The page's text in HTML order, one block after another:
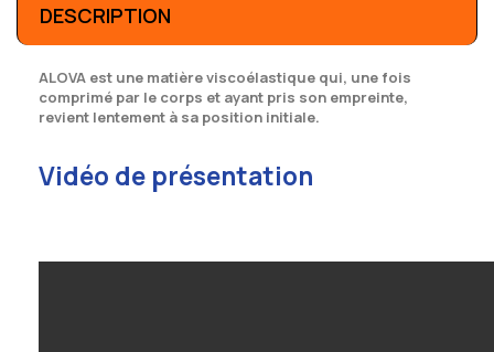
DESCRIPTION
ALOVA est une matière viscoélastique qui, une fois
comprimé par le corps et ayant pris son empreinte,
revient lentement à sa position initiale.
Vidéo de présentation